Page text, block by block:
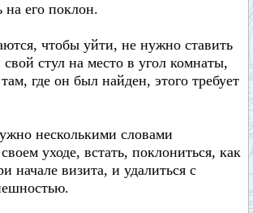
на его поклон.
чтобы уйти, не нужно ставить
стул на место в угол комнаты,
где он был найден, этого требует
несколькими словами
уходе, встать, поклониться, как
начале визита, и удалиться с